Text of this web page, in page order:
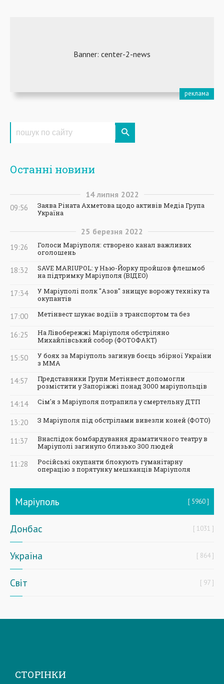
Останні новини
14 липня 2022
09:56
Заява Ріната Ахметова щодо активів Медіа Група
Україна
25 березня 2022
19:26
Голоси Маріуполя: створено канал важливих
оголошень
18:32
SAVE MARIUPOL: у Нью-Йорку пройшов флешмоб
на підтримку Маріуполя (ВІДЕО)
17:34
У Маріуполі полк "Азов" знищує ворожу техніку та
окупантів
17:00 Метінвест шукає водіїв з транспортом та без
16:25
На Лівобережжі Маріуполя обстріляно
Михайлівський собор (ФОТОФАКТ)
15:50
У боях за Маріуполь загинув боєць збірної України
з ММА
14:57
Представники Групи Метінвест допомогли
розмістити у Запоріжжі понад 3000 маріупольців
14:14 Сім'я з Маріуполя потрапила у смертельну ДТП
13:20 З Маріуполя під обстрілами вивезли коней (ФОТО)
11:37
Внаслідок бомбардування драматичного театру в
Маріуполі загинуло близько 300 людей
11:28
Російські окупанти блокують гуманітарну
операцію з порятунку мешканців Маріуполя
Маріуполь 5960
Донбас 1031
Україна 864
Світ 97
СТОРІНКИ